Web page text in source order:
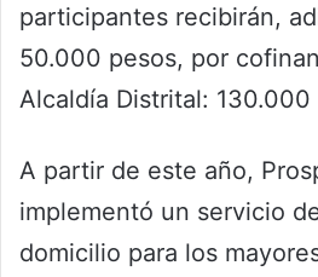
participantes recibirán,
50.000 pesos, por
Alcaldía Distrital:
A partir de este año,
implementó un servicio
domicilio para los